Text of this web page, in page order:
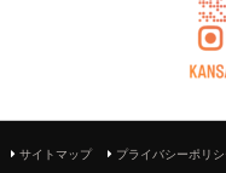
サイトマップ プライバシーポリシ